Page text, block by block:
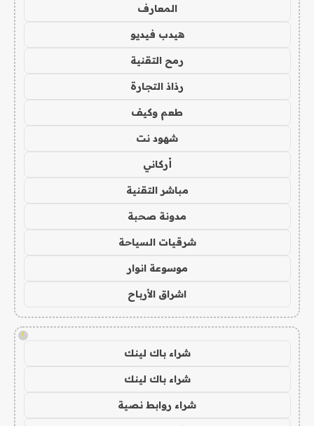
المعارف
هيدب فيديو
رمح التقنية
رذاذ التجارة
طعم وكيف
شهود نت
أركاني
مباشر التقنية
مدونة صحبة
شرقيات السياحة
موسوعة انوار
اشراق الأرباح
!
شراء باك لينك
شراء باك لينك
شراء روابط نصية